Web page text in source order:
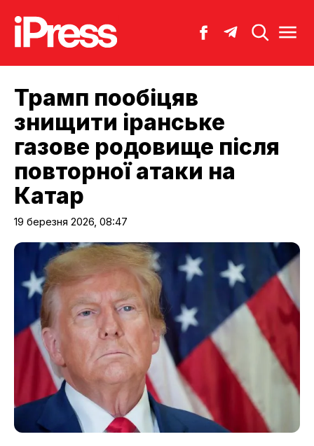
Трамп пообіцяв
знищити іранське
газове родовище після
повторної атаки на
Катар
19 березня 2026, 08:47